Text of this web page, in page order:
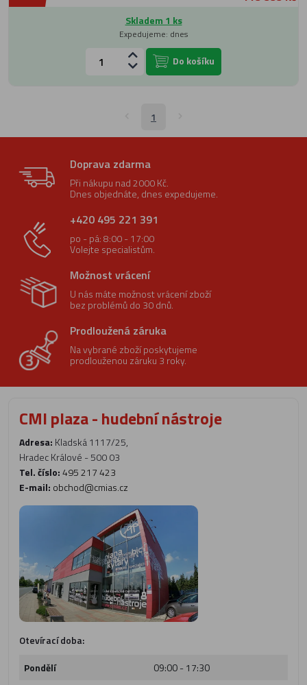
Skladem 1 ks
Expedujeme: dnes
Do košíku
1
Doprava zdarma
Při nákupu nad 2000 Kč.
Dnes objednáte, dnes expedujeme.
+420 495 221 391
po - pá: 8:00 - 17:00
Volejte specialistům.
Možnost vrácení
U nás máte možnost vrácení zboží
bez problémů do 30 dnů.
Prodloužená záruka
Na vybrané zboží poskytujeme
prodlouženou záruku 3 roky.
CMI plaza - hudební nástroje
Adresa: Kladská 1117/25,
Hradec Králové - 500 03
Tel. číslo:495 217 423
E-mail: obchod@cmias.cz
Otevírací doba:
Pondělí
09:00 - 17:30